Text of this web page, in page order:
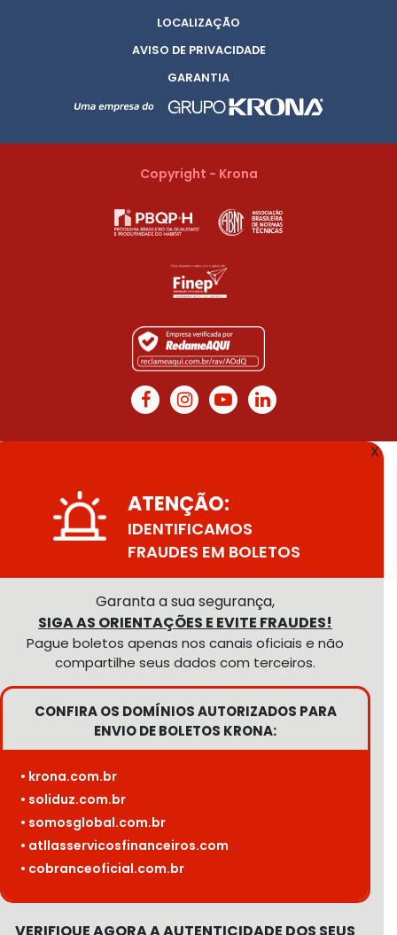
LOCALIZAÇÃO
AVISO DE PRIVACIDADE
GARANTIA
Copyright - Krona
X
ATENÇÃO:
IDENTIFICAMOS
FRAUDES EM BOLETOS
Garanta a sua segurança,
SIGA AS ORIENTAÇÕES E EVITE FRAUDES!
Pague boletos apenas nos canais oficiais e não
compartilhe seus dados com terceiros.
CONFIRA OS DOMÍNIOS AUTORIZADOS PARA
ENVIO DE BOLETOS KRONA:
• krona.com.br
• soliduz.com.br
• somosglobal.com.br
• atllasservicosfinanceiros.com
• cobranceoficial.com.br
VERIFIQUE AGORA A AUTENTICIDADE DOS SEUS